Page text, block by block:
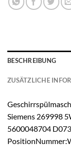
BESCHREIBUNG
ZUSÄTZLICHE
Siemens 269998
5600048704